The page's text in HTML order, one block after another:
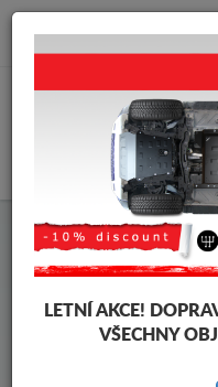
Kryt pod motor Dacia
Značky vozidel
LETNÍ AKCE!
VŠECHNY